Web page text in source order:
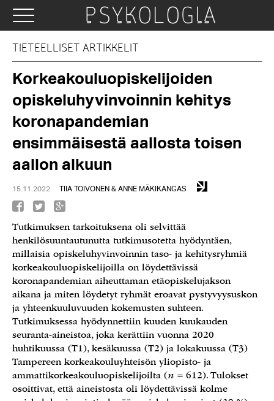
TIETEELLISET ARTIKKELIT
Korkeakouluopiskelijoiden
opiskeluhyvinvoinnin kehitys
koronapandemian
ensimmäisestä aallosta toisen
aallon alkuun
15.11.2022 TIIA TOIVONEN & ANNE MÄKIKANGAS
Tutkimuksen tarkoituksena oli selvittää
henkilösuuntautunutta tutkimusotetta hyödyntäen,
millaisia opiskeluhyvinvoinnin taso- ja kehitysryhmiä
korkeakouluopiskelijoilla on löydettävissä
koronapandemian aiheuttaman etäopiskelujakson
aikana ja miten löydetyt ryhmät eroavat pystyvyysuskon
ja yhteenkuuluvuuden kokemusten suhteen.
Tutkimuksessa hyödynnettiin kuuden kuukauden
seuranta-aineistoa, joka kerättiin vuonna 2020
huhtikuussa (T1), kesäkuussa (T2) ja lokakuussa (T3)
Tampereen korkeakouluyhteisön yliopisto- ja
ammattikorkeakouluopiskelijoilta (n = 612). Tulokset
osoittivat, että aineistosta oli löydettävissä kolme